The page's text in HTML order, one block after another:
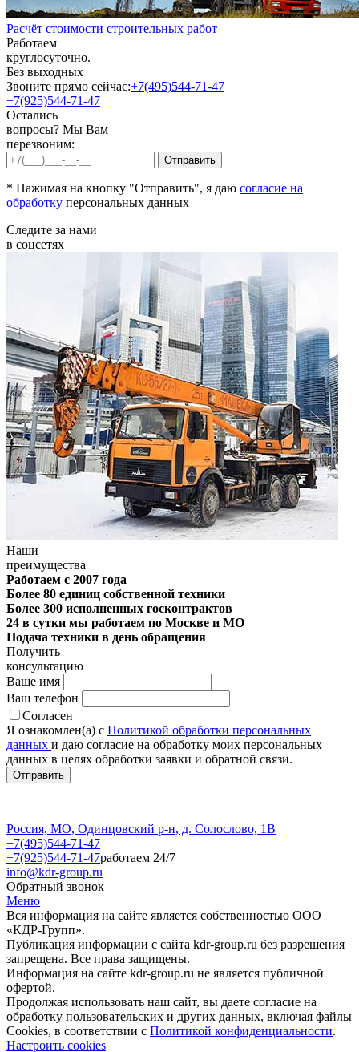
Расчёт стоимости строительных работ
Работаем
круглосуточно.
Без выходных
Звоните прямо сейчас:+7(495)544-71-47
+7(925)544-71-47
Остались
вопросы? Мы Вам
перезвоним:
* Нажимая на кнопку "Отправить", я даю согласие на
обработку персональных данных
Следите за нами
в соцсетях
Наши
преимущества
Работаем с 2007 года
Более 80 единиц собственной техники
Более 300 исполненных госконтрактов
24 в сутки мы работаем по Москве и МО
Подача техники в день обращения
Получить
консультацию
Ваше имя
Ваш телефон
Согласен
Я ознакомлен(а) с Политикой обработки персональных
данных и даю согласие на обработку моих персональных
данных в целях обработки заявки и обратной связи.
Россия, МО, Одинцовский р-н, д. Солослово, 1В
+7(495)544-71-47
+7(925)544-71-47работаем 24/7
info@kdr-group.ru
Обратный звонок
Меню
Вся информация на сайте является собственностью ООО
«КДР-Групп».
Публикация информации с сайта kdr-group.ru без разрешения
запрещена. Все права защищены.
Информация на сайте kdr-group.ru не является публичной
офертой.
Продолжая использовать наш сайт, вы даете согласие на
обработку пользовательских и других данных, включая файлы
Cookies, в соответствии с Политикой конфиденциальности.
Настроить cookies